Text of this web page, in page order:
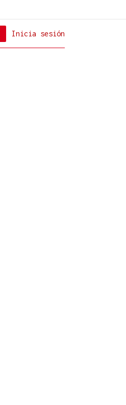
Inicia sesión